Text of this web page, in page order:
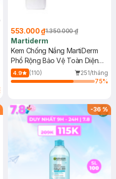
553.000 ₫1.350.000 ₫
Martiderm
Kem Chống Nắng MartiDerm
Phổ Rộng Bảo Vệ Toàn Diện
40ml
4.9 (110)
251/tháng
75%
-36%